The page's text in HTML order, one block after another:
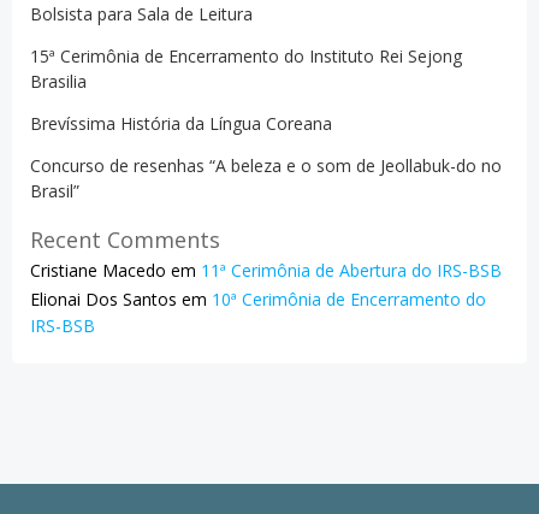
Bolsista para Sala de Leitura
15ª Cerimônia de Encerramento do Instituto Rei Sejong
Brasilia
Brevíssima História da Língua Coreana
Concurso de resenhas “A beleza e o som de Jeollabuk-do no
Brasil”
Recent Comments
Cristiane Macedo em 11ª Cerimônia de Abertura do IRS-BSB
Elionai Dos Santos em 10ª Cerimônia de Encerramento do
IRS-BSB